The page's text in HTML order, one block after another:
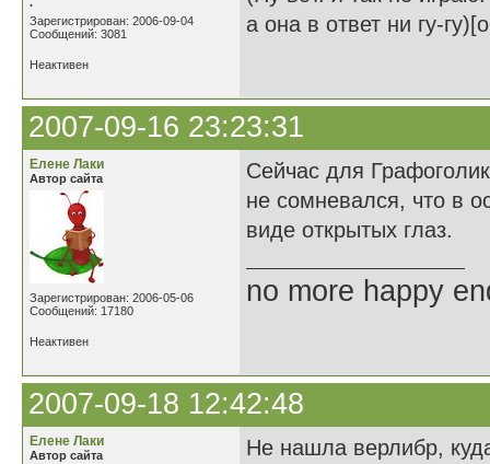
Зарегистрирован: 2006-09-04
Сообщений: 3081
а она в ответ ни гу-
Неактивен
2007-09-16 23:23:31
Елене Лаки
Автор сайта
Зарегистрирован: 2006-05-06
Сообщений: 17180
Сейчас для
не сомневался, что в
виде открытых глаз.
no more happy
Неактивен
2007-09-18 12:42:48
Елене Лаки
Автор сайта Не нашла верлибр,